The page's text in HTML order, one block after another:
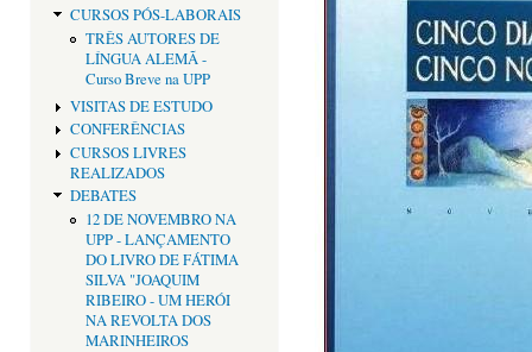
CURSOS PÓS-LABORAIS
TRÊS AUTORES DE
LÍNGUA ALEMÃ -
Curso Breve na UPP
VISITAS DE ESTUDO
CONFERÊNCIAS
CURSOS LIVRES
REALIZADOS
DEBATES
12 DE NOVEMBRO NA
UPP - LANÇAMENTO
DO LIVRO DE FÁTIMA
SILVA "JOAQUIM
RIBEIRO - UM HERÓI
NA REVOLTA DOS
MARINHEIROS